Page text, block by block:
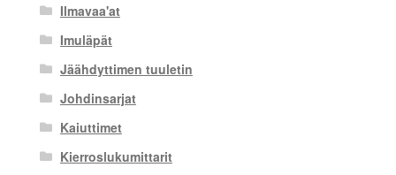
Ilmavaa'at
Imuläpät
Jäähdyttimen tuuletin
Johdinsarjat
Kaiuttimet
Kierroslukumittarit